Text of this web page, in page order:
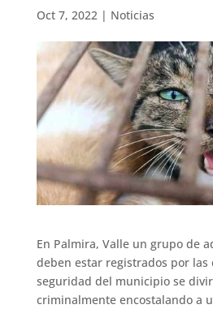
Oct 7, 2022| Noticias
En Palmira, Valle un grupo de
deben estar registrados por las
seguridad del municipio se
criminalmente encostalando a